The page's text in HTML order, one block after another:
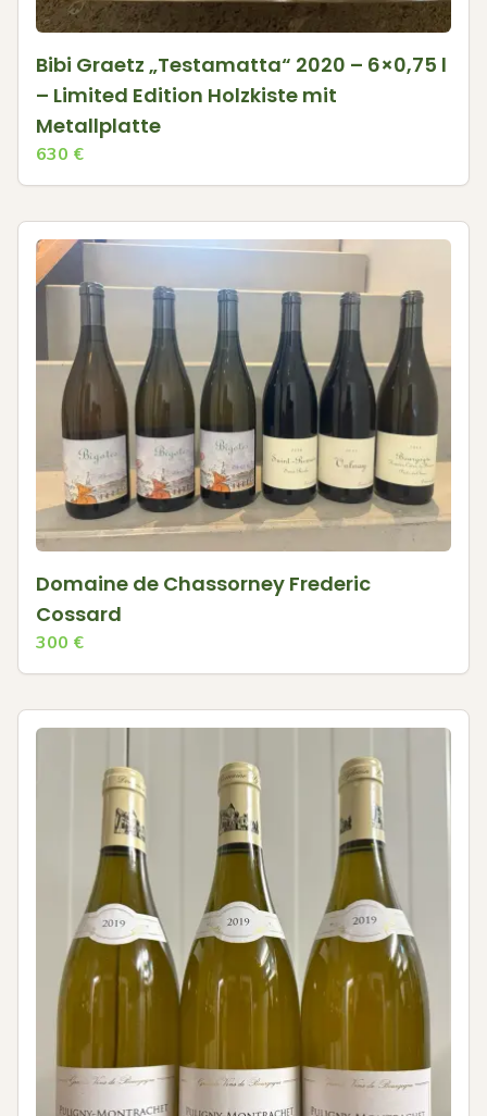
Bibi Graetz „Testamatta“ 2020 – 6×0,75 l
– Limited Edition Holzkiste mit
Metallplatte
630 €
Domaine de Chassorney Frederic
Cossard
300 €